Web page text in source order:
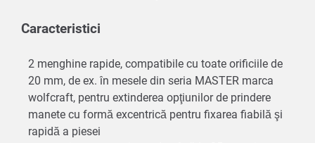
Caracteristici
2 menghine rapide, compatibile cu toate orificiile de
20 mm, de ex. în mesele din seria MASTER marca
wolfcraft, pentru extinderea opţiunilor de prindere
manete cu formă excentrică pentru fixarea fiabilă şi
rapidă a piesei